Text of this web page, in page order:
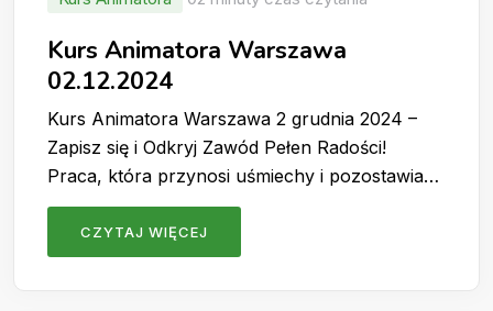
Kurs Animatora Warszawa
02.12.2024
Kurs Animatora Warszawa 2 grudnia 2024 –
Zapisz się i Odkryj Zawód Pełen Radości!
Praca, która przynosi uśmiechy i pozostawia…
CZYTAJ WIĘCEJ